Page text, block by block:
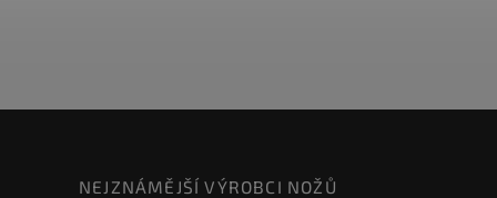
NEJZNÁMĚJŠÍ VÝROBCI NOŽŮ